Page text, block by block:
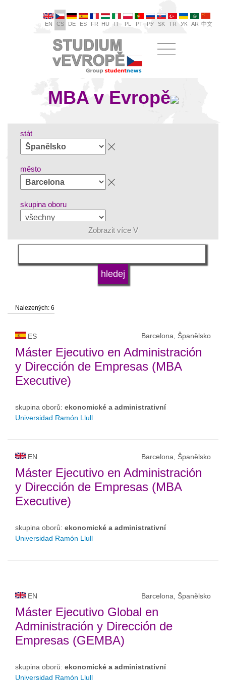
EN CS DE ES FR HU IT PL PT РУ SK TR УК AR 中文
MBA v Evropě
stát
město
skupina oboru
jazyk
status vysoké školy
Zobrazit více V
Nalezených: 6
ES Barcelona, Španělsko
Máster Ejecutivo en Administración
y Dirección de Empresas (MBA
Executive)
skupina oborů: ekonomické a administrativní
Universidad Ramón Llull
EN Barcelona, Španělsko
Máster Ejecutivo en Administración
y Dirección de Empresas (MBA
Executive)
skupina oborů: ekonomické a administrativní
Universidad Ramón Llull
EN Barcelona, Španělsko
Máster Ejecutivo Global en
Administración y Dirección de
Empresas (GEMBA)
skupina oborů: ekonomické a administrativní
Universidad Ramón Llull